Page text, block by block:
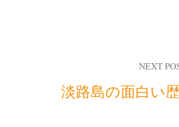
NEXT
淡路島の面白い